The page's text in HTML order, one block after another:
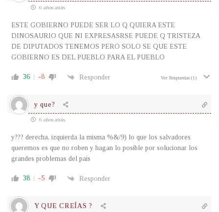
6 años atrás
ESTE GOBIERNO PUEDE SER LO Q QUIERA ESTE
DINOSAURIO QUE NI EXPRESASRSE PUEDE Q TRISTEZA
DE DIPUTADOS TENEMOS PERO SOLO SE QUE ESTE
GOBIERNO ES DEL PUEBLO PARA EL PUEBLO
36 -8 Responder Ver Respuestas (1)
y que?
6 años atrás
y??? derecha, izquierda la misma %&/9) lo que los salvadores
queremos es que no roben y hagan lo posible por solucionar los
grandes problemas del pais
38 -5 Responder
Y QUE CREÍAS ?